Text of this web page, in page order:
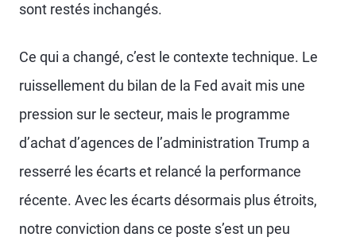
sont restés inchangés.
Ce qui a changé, c’est le contexte technique. Le
ruissellement du bilan de la Fed avait mis une
pression sur le secteur, mais le programme
d’achat d’agences de l’administration Trump a
resserré les écarts et relancé la performance
récente. Avec les écarts désormais plus étroits,
notre conviction dans ce poste s’est un peu